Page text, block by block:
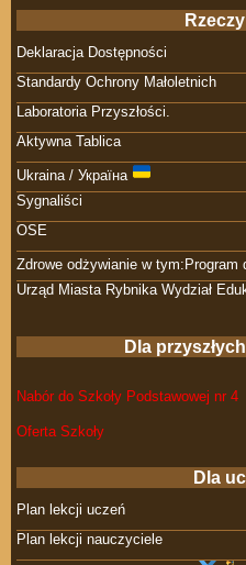
Deklaracja Dostępności
Standardy Ochrony Małoletnich
Laboratoria Przyszłości.
Aktywna Tablica
Ukraina / Україна
Sygnaliści
OSE
Zdrowe odżywianie w tym:Program
Urząd Miasta Rybnika Wydział
Dla
Nabór do Szkoły Podstawowej nr 4
Oferta Szkoły
Dla
Plan lekcji uczeń
Plan lekcji nauczyciele